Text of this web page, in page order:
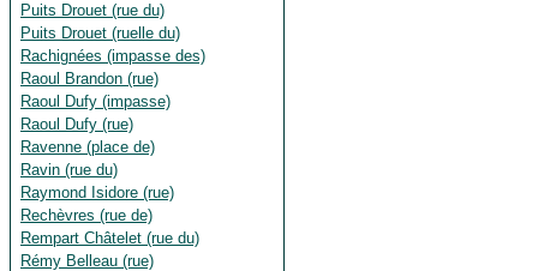
Puits Drouet (rue du)
Puits Drouet (ruelle du)
Rachignées (impasse des)
Raoul Brandon (rue)
Raoul Dufy (impasse)
Raoul Dufy (rue)
Ravenne (place de)
Ravin (rue du)
Raymond Isidore (rue)
Rechèvres (rue de)
Rempart Châtelet (rue du)
Rémy Belleau (rue)